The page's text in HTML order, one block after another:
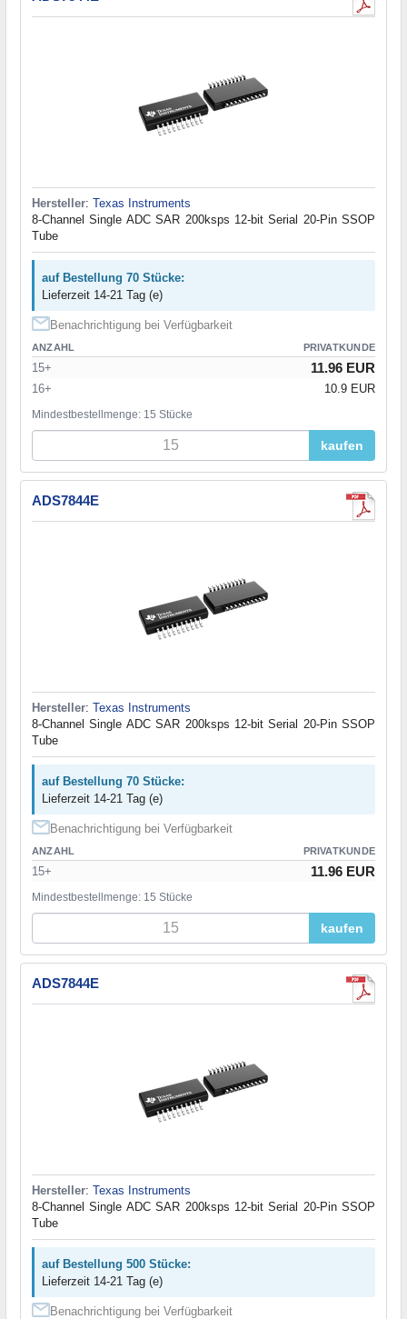
Hersteller: Texas Instruments
8-Channel Single ADC SAR 200ksps 12-bit Serial 20-Pin SSOP
Tube
auf Bestellung 70 Stücke:
Lieferzeit 14-21 Tag (e)
Benachrichtigung bei Verfügbarkeit
ANZAHL PRIVATKUNDE
15+ 11.96 EUR
16+ 10.9 EUR
Mindestbestellmenge: 15 Stücke
kaufen
ADS7844E
Hersteller: Texas Instruments
8-Channel Single ADC SAR 200ksps 12-bit Serial 20-Pin SSOP
Tube
auf Bestellung 70 Stücke:
Lieferzeit 14-21 Tag (e)
Benachrichtigung bei Verfügbarkeit
ANZAHL PRIVATKUNDE
15+ 11.96 EUR
Mindestbestellmenge: 15 Stücke
kaufen
ADS7844E
Hersteller: Texas Instruments
8-Channel Single ADC SAR 200ksps 12-bit Serial 20-Pin SSOP
Tube
auf Bestellung 500 Stücke:
Lieferzeit 14-21 Tag (e)
Benachrichtigung bei Verfügbarkeit